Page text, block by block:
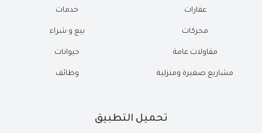
عقارات
محركات
مقاولات عامة
مشاريع صغيرة ومنزلية
خدمات
بيع و شراء
حيوانات
وظائف
تحميل التطبيق